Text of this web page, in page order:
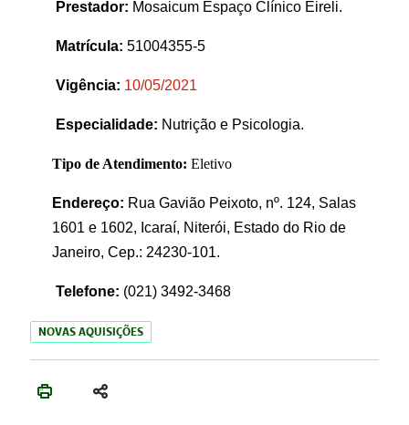
Prestador: Mosaicum Espaço Clínico Eireli.
Matrícula: 51004355-5
Vigência: 10/05/2021
Especialidade: Nutrição e Psicologia.
Tipo de Atendimento: Eletivo
Endereço: Rua Gavião Peixoto, nº. 124, Salas
1601 e 1602, Icaraí, Niterói, Estado do Rio de
Janeiro, Cep.: 24230-101.
Telefone: (021) 3492-3468
NOVAS AQUISIÇÕES